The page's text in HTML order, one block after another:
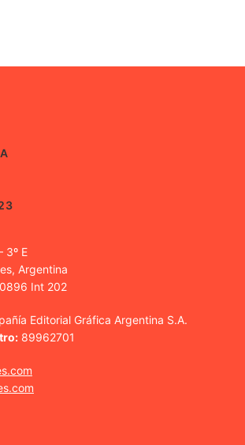
3º E
Argentina
Int 202
Editorial Gráfica Argentina S.A.
89962701